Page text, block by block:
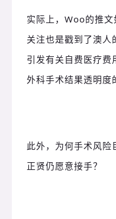
实际上，Woo的推文
关注也是戳到了澳人
引发有关自费医疗费
外科手术结果透明度
此外，为何手术风险
正贤仍愿意接手？